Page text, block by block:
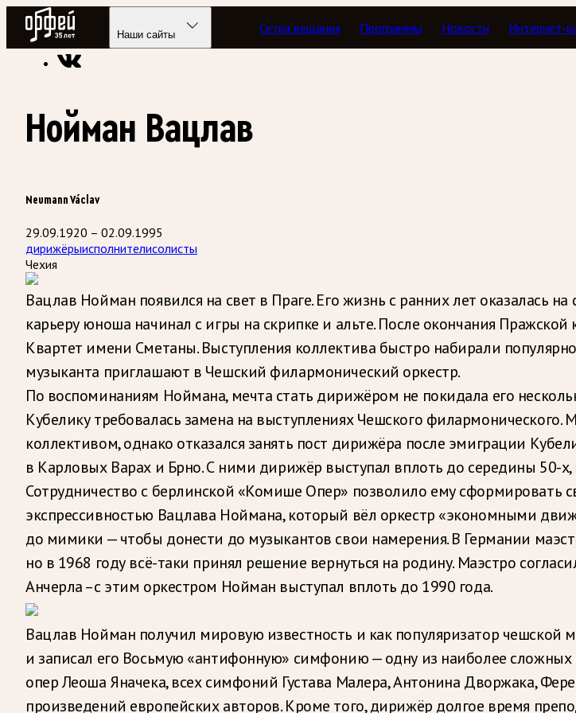
Радио Орфей
Наши сайты Сетка вещания Программы Новости Интернет-
Радио классической музыки «Орфей» Энциклопедия
Нойман Вацлав
Neumann Václav
29.09.1920 – 02.09.1995
дирижёрыисполнителисолисты
Чехия
Вацлав Нойман появился на свет в Праге. Его жизнь с ранних лет оказалась
карьеру юноша начинал с игры на скрипке и альте. После окончания
Квартет имени Сметаны. Выступления коллектива быстро набирали
музыканта приглашают в Чешский филармонический оркестр.
По воспоминаниям Ноймана, мечта стать дирижёром не покидала его
Кубелику требовалась замена на выступлениях Чешского
коллективом, однако отказался занять пост дирижёра после эмиграции
в Карловых Варах и Брно. С ними дирижёр выступал вплоть до середины 50-х,
Сотрудничество с берлинской «Комише Опер» позволило ему сформировать
экспрессивностью Вацлава Ноймана, который вёл оркестр «экономными
до мимики — чтобы донести до музыкантов свои намерения. В Германии
но в 1968 году всё-таки принял решение вернуться на родину. Маэстро
Анчерла –с этим оркестром Нойман выступал вплоть до 1990 года.
Вацлав Нойман получил мировую известность и как популяризатор
и записал его Восьмую «антифонную» симфонию — одну из наиболее
опер Леоша Яначека, всех симфоний Густава Малера, Антонина Дворжака,
произведений европейских авторов. Кроме того, дирижёр долгое время